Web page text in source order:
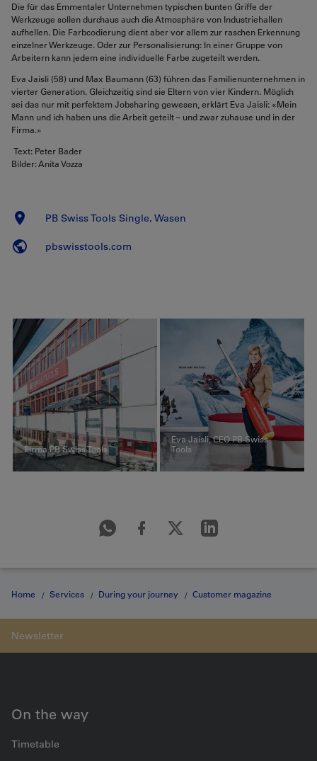
Die für das Emmentaler Unternehmen typischen bunten Griffe der
Werkzeuge sollen durchaus auch die Atmosphäre von Industriehallen
aufhellen. Die Farbcodierung dient aber vor allem zur raschen Erkennung
einzelner Werkzeuge. Oder zur Personalisierung: In einer Gruppe von
Arbeitern kann jedem eine individuelle Farbe zugeteilt werden.
Eva Jaisli (58) und Max Baumann (63) führen das Familienunternehmen in
vierter Generation. Gleichzeitig sind sie Eltern von vier Kindern. Möglich
sei das nur mit perfektem Jobsharing gewesen, erklärt Eva Jaisli: «Mein
Mann und ich haben uns die Arbeit geteilt – und zwar zuhause und in der
Firma.»
Text: Peter Bader
Bilder: Anita Vozza
PB Swiss Tools Single, Wasen
pbswisstools.com
Firma PB Swiss Tools
Eva Jaisli, CEO PB Swiss
Tools
Home Services During your journey Customer magazine
On the way
Timetable